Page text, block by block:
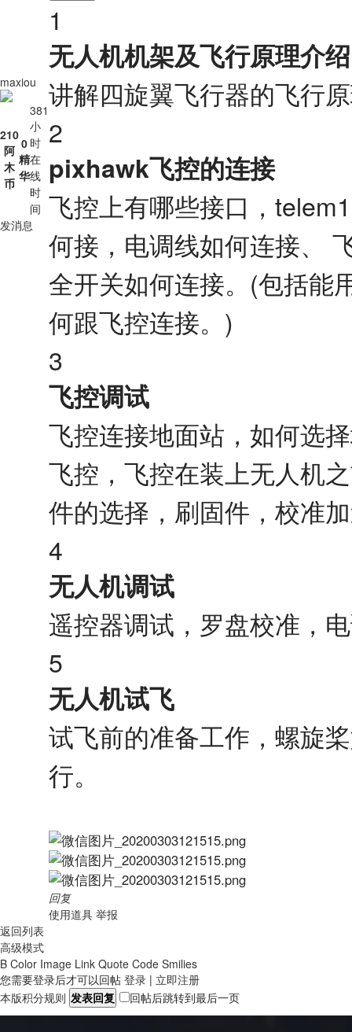
maxiou
210
阿
木
币
0
精
华
381
小
时
在
线
时
间
发消息
1
无人机机架及飞行原理介绍
讲解四旋翼飞行器的飞行
2
pixhawk飞控的连接
飞控上有哪些接口，
何接，电调线如何连接、
全开关如何连接。(包括能
何跟飞控连接。)
3
飞控调试
飞控连接地面站，如何选
飞控，飞控在装上无人机
件的选择，刷固件，校准
4
无人机调试
遥控器调试，罗盘校准，
5
无人机试飞
试飞前的准备工作，螺旋
行。
回复
使用道具 举报
返回列表
高级模式
B Color Image Link Quote Code Smilies
您需要登录后才可以回帖 登录 | 立即注册
本版积分规则 发表回复 回帖后跳转到最后一页